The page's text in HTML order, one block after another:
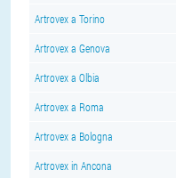
Artrovex a Torino
Artrovex a Genova
Artrovex a Olbia
Artrovex a Roma
Artrovex a Bologna
Artrovex in Ancona